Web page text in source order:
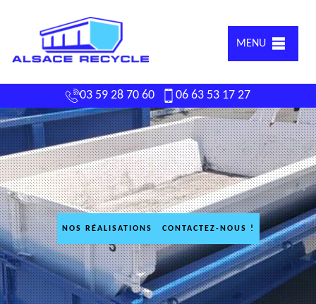
MENU
03 59 28 70 60 06 63 53 17 27
NOS RÉALISATIONS CONTACTEZ-NOUS !